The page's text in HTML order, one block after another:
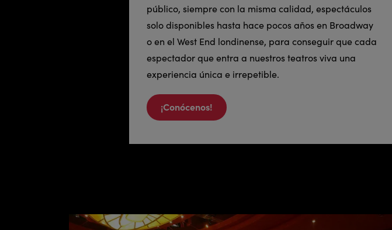
público, siempre con la misma calidad, espectáculos
solo disponibles hasta hace pocos años en Broadway
o en el West End londinense, para conseguir que cada
espectador que entra a nuestros teatros viva una
experiencia única e irrepetible.
¡Conócenos!